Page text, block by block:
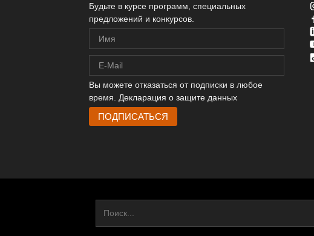
Будьте в курсе программ, специальных
предложений и конкурсов.
Вы можете отказаться от подписки в любое
время. Декларация о защите данных